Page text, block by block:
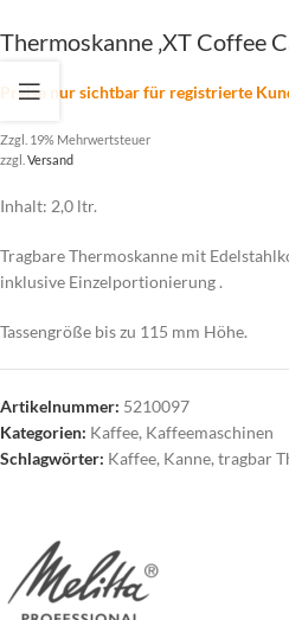
Thermoskanne ‚XT Coffee
Preise nur sichtbar für registrierte
Zzgl. 19% Mehrwertsteuer
zzgl. Versand
Inhalt: 2,0 ltr.
Tragbare Thermoskanne mit
inklusive Einzelportionierung .
Tassengröße bis zu 115 mm Höhe.
Artikelnummer: 5210097
Kategorien: Kaffee, Kaffeemaschinen
Schlagwörter: Kaffee, Kanne, tragbar